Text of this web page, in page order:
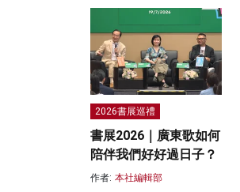
2026書展巡禮
書展2026｜廣東歌如何
陪伴我們好好過日子？
作者: 本社編輯部